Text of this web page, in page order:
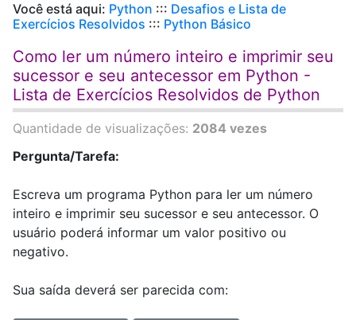
Você está aqui: Python ::: Desafios e Lista de
Exercícios Resolvidos ::: Python Básico
Como ler um número inteiro e imprimir seu
sucessor e seu antecessor em Python -
Lista de Exercícios Resolvidos de Python
Quantidade de visualizações: 2084 vezes
Pergunta/Tarefa:
Escreva um programa Python para ler um número
inteiro e imprimir seu sucessor e seu antecessor. O
usuário poderá informar um valor positivo ou
negativo.
Sua saída deverá ser parecida com: